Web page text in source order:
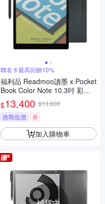
聯名卡最高回饋10%
福利品 Readmoo讀墨 x Pocket
Book Color Note 10.3吋 彩色
電子紙平板
$13,400 $13,800
挑戰低價
券
加入購物車